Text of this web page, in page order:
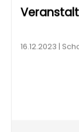
16.12.2023 |